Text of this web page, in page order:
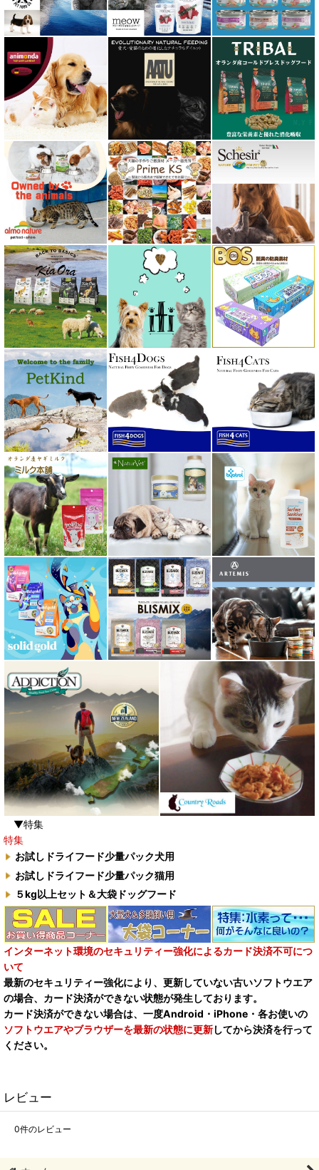
▼特集
特集
お試しドライフード少量パック犬用
お試しドライフード少量パック猫用
５kg以上セット＆大袋ドッグフード
インターネット環境のセキュリティー強化によるカード決済不可につ
いて
最新のセキュリティー強化により、更新していない古いソフトウエア
の場合、カード決済ができない状態が発生しております。
カード決済ができない場合は、一度Android・iPhone・各お使いの
ソフトウエアやブラウザーを最新の状態に更新してから決済を行って
ください。
レビュー
0件のレビュー